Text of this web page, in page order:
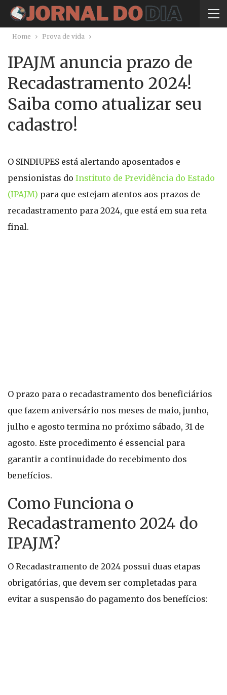
Home Prova de vida
IPAJM anuncia prazo de
Recadastramento 2024!
Saiba como atualizar seu
cadastro!
O SINDIUPES está alertando aposentados e
pensionistas do Instituto de Previdência do Estado
(IPAJM) para que estejam atentos aos prazos de
recadastramento para 2024, que está em sua reta
final.
O prazo para o recadastramento dos beneficiários
que fazem aniversário nos meses de maio, junho,
julho e agosto termina no próximo sábado, 31 de
agosto. Este procedimento é essencial para
garantir a continuidade do recebimento dos
benefícios.
Como Funciona o
Recadastramento 2024 do
IPAJM?
O Recadastramento de 2024 possui duas etapas
obrigatórias, que devem ser completadas para
evitar a suspensão do pagamento dos benefícios: